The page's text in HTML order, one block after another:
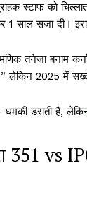
स्टाफ को
1 साल सजा दी।
तनेजा बनाम
लेकिन 2025 में
धमकी डराती है,
351 vs